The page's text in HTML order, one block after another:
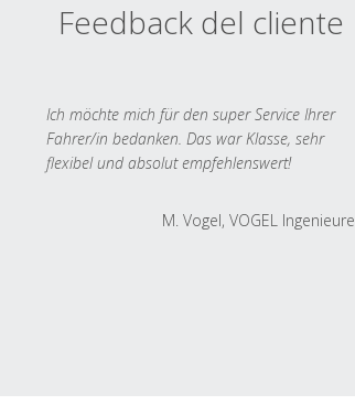
Feedback del cliente
Ich möchte mich für den super Service Ihrer
Fahrer/in bedanken. Das war Klasse, sehr
flexibel und absolut empfehlenswert!
M. Vogel, VOGEL Ingenieure